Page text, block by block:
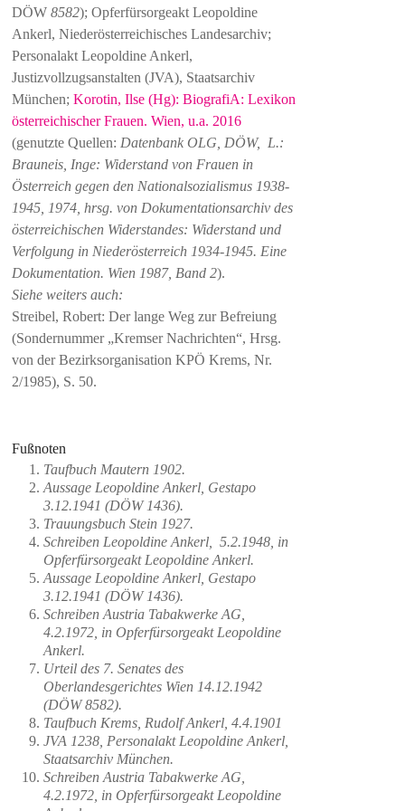
DÖW8582); Opferfürsorgeakt Leopoldine
Ankerl, Niederösterreichisches Landesarchiv;
Personalakt Leopoldine Ankerl,
Justizvollzugsanstalten (JVA), Staatsarchiv
München;Korotin, Ilse (Hg): BiografiA: Lexikon
österreichischer Frauen. Wien, u.a. 2016
(genutzte Quellen: Datenbank OLG, DÖW, L.:
Brauneis, Inge: Widerstand von Frauen in
Österreich gegen den Nationalsozialismus 1938-
1945, 1974, hrsg. von Dokumentationsarchiv des
österreichischen Widerstandes: Widerstand und
Verfolgung in Niederösterreich 1934-1945. Eine
Dokumentation. Wien 1987, Band 2).
Siehe weiters auch:
Streibel, Robert: Der lange Weg zur Befreiung
(Sondernummer „Kremser Nachrichten“, Hrsg.
von der Bezirksorganisation KPÖ Krems, Nr.
2/1985), S. 50.
Fußnoten
Taufbuch Mautern 1902.
Aussage Leopoldine Ankerl, Gestapo
3.12.1941 (DÖW 1436).
Trauungsbuch Stein 1927.
Schreiben Leopoldine Ankerl, 5.2.1948, in
Opferfürsorgeakt Leopoldine Ankerl.
Aussage Leopoldine Ankerl, Gestapo
3.12.1941 (DÖW 1436).
Schreiben Austria Tabakwerke AG,
4.2.1972, in Opferfürsorgeakt Leopoldine
Ankerl.
Urteil des 7. Senates des
Oberlandesgerichtes Wien 14.12.1942
(DÖW 8582).
Taufbuch Krems, Rudolf Ankerl, 4.4.1901
JVA 1238, Personalakt Leopoldine Ankerl,
Staatsarchiv München.
Schreiben Austria Tabakwerke AG,
4.2.1972, in Opferfürsorgeakt Leopoldine